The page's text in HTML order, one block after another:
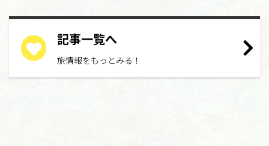
記事一覧へ
旅情報をもっとみる！